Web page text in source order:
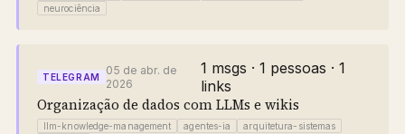
neurociência
TELEGRAM
05 de abr. de
2026
1 msgs · 1 pessoas · 1
links
Organização de dados com LLMs e wikis
llm-knowledge-management agentes-ia
arquitetura-sistemas